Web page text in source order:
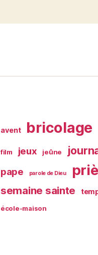
avent bricolage
film jeux jeûne
pape parole de Dieu
semaine sainte
école-maison